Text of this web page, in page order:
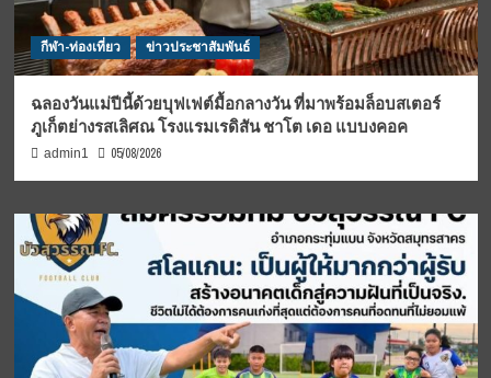
กีฬา-ท่องเที่ยว ข่าวประชาสัมพันธ์
ฉลองวันแม่ปีนี้ด้วยบุฟเฟต์มื้อกลางวัน ที่มาพร้อมล็อบสเตอร์
ภูเก็ตย่างรสเลิศณ โรงแรมเรดิสัน ชาโต เดอ แบบงคอค
admin1 05/08/2026